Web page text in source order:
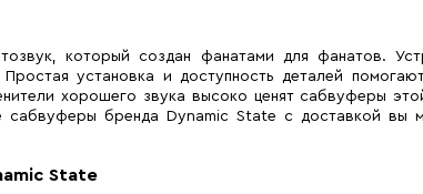
который создан фанатами для фанатов.
Простая установка и доступность деталей
хорошего звука высоко ценят сабвуферы
бренда Dynamic State с доставкой вы
State